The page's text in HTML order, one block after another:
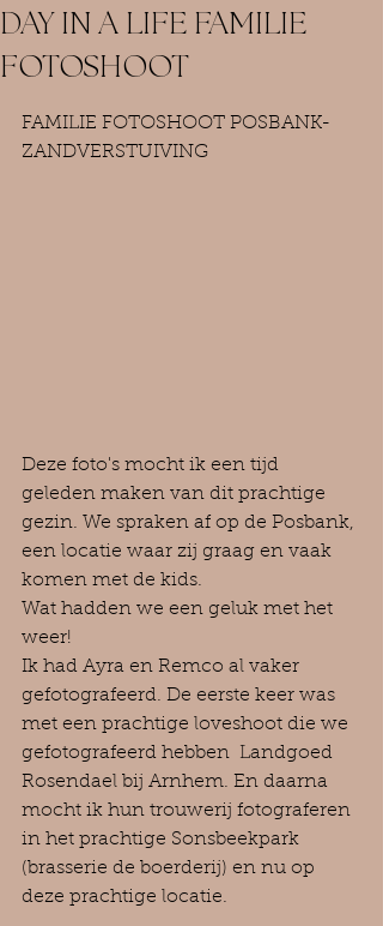
DAY IN A LIFE FAMILIE
FOTOSHOOT
FAMILIE FOTOSHOOT POSBANK-
ZANDVERSTUIVING
Deze foto's mocht ik een tijd
geleden maken van dit prachtige
gezin. We spraken af op de Posbank,
een locatie waar zij graag en vaak
komen met de kids.
Wat hadden we een geluk met het
weer!
Ik had Ayra en Remco al vaker
gefotografeerd. De eerste keer was
met een prachtige loveshoot die we
gefotografeerd hebben Landgoed
Rosendael bij Arnhem. En daarna
mocht ik hun trouwerij fotograferen
in het prachtige Sonsbeekpark
(brasserie de boerderij) en nu op
deze prachtige locatie.